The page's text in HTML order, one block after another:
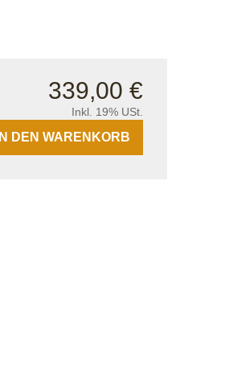
339,00 €
Inkl. 19% USt.
IN DEN WARENKORB